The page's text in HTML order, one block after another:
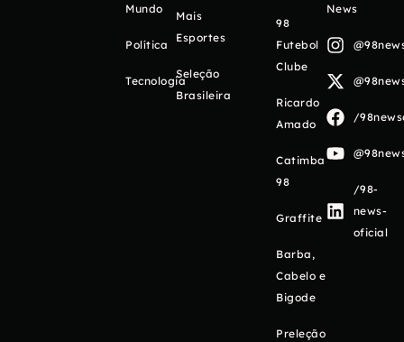
Mundo
Política
Tecnologia
Mais
Esportes
Seleção
Brasileira
98
Futebol
Clube
Ricardo
Amado
Catimba
98
Graffite
Barba,
Cabelo e
Bigode
Preleção
News
/
/98-
news-
oficial